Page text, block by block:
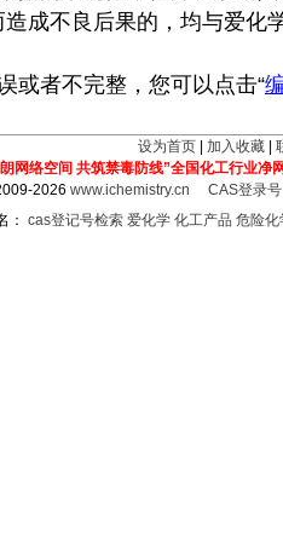
成不良后果的，均与爱化
或者不完整，您可以点击“
设为首页 加入收藏
朗网络空间 共筑禁毒防线”全国化工行业净
2026www.ichemistry.cn
CAS登录
： cas登记号检索 爱化学 化工产品 危险化